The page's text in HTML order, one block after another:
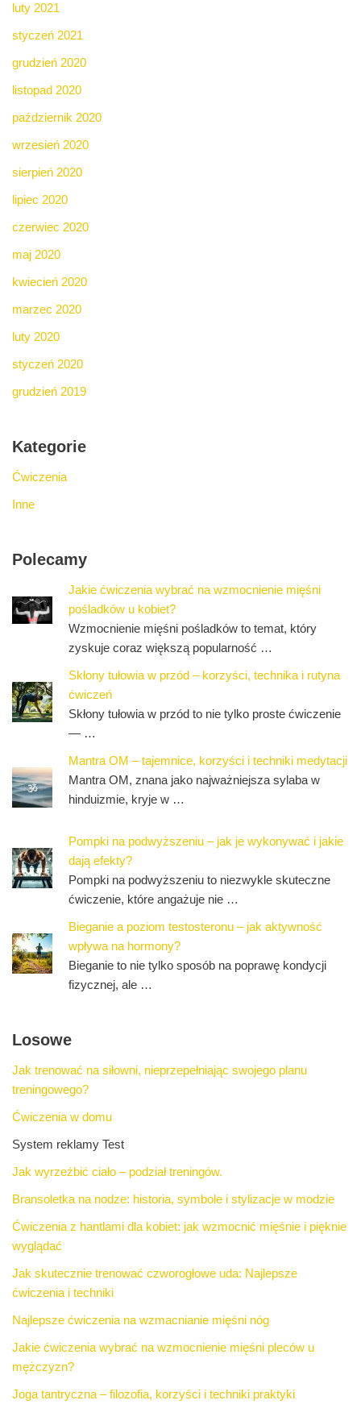
luty 2021
styczeń 2021
grudzień 2020
listopad 2020
październik 2020
wrzesień 2020
sierpień 2020
lipiec 2020
czerwiec 2020
maj 2020
kwiecień 2020
marzec 2020
luty 2020
styczeń 2020
grudzień 2019
Kategorie
Ćwiczenia
Inne
Polecamy
Jakie ćwiczenia wybrać na wzmocnienie mięśni
pośladków u kobiet?
Wzmocnienie mięśni pośladków to temat, który
zyskuje coraz większą popularność …
Skłony tułowia w przód – korzyści, technika i rutyna
ćwiczeń
Skłony tułowia w przód to nie tylko proste ćwiczenie
— …
Mantra OM – tajemnice, korzyści i techniki medytacji
Mantra OM, znana jako najważniejsza sylaba w
hinduizmie, kryje w …
Pompki na podwyższeniu – jak je wykonywać i jakie
dają efekty?
Pompki na podwyższeniu to niezwykle skuteczne
ćwiczenie, które angażuje nie …
Bieganie a poziom testosteronu – jak aktywność
wpływa na hormony?
Bieganie to nie tylko sposób na poprawę kondycji
fizycznej, ale …
Losowe
Jak trenować na siłowni, nieprzepełniając swojego planu
treningowego?
Ćwiczenia w domu
System reklamy Test
Jak wyrzeźbić ciało – podział treningów.
Bransoletka na nodze: historia, symbole i stylizacje w modzie
Ćwiczenia z hantlami dla kobiet: jak wzmocnić mięśnie i pięknie
wyglądać
Jak skutecznie trenować czworogłowe uda: Najlepsze
ćwiczenia i techniki
Najlepsze ćwiczenia na wzmacnianie mięśni nóg
Jakie ćwiczenia wybrać na wzmocnienie mięśni pleców u
mężczyzn?
Joga tantryczna – filozofia, korzyści i techniki praktyki